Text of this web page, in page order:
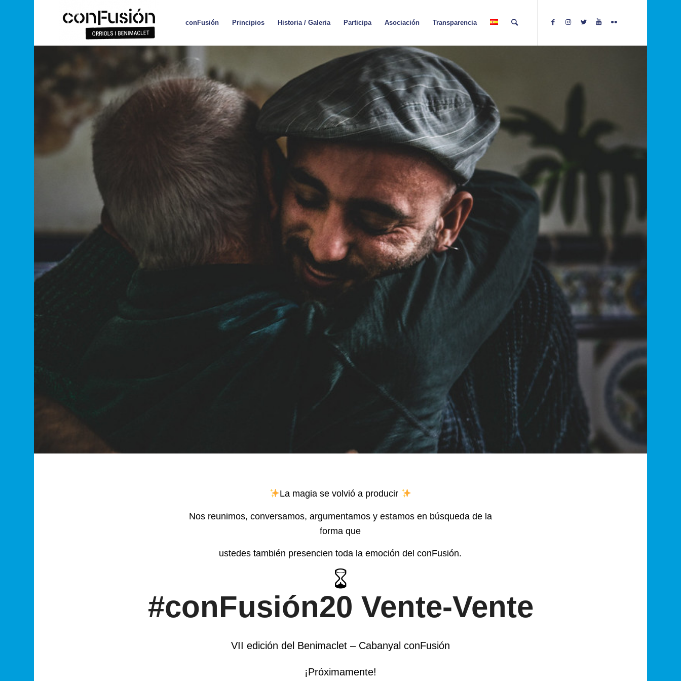
conFusión Principios Historia / Galeria Participa Asociación Transparencia
La magia se volvió a producir
Nos reunimos, conversamos, argumentamos y estamos en búsqueda de la
forma que
ustedes también presencien toda la emoción del conFusión.
#conFusión20 Vente-Vente
VII edición del Benimaclet – Cabanyal conFusión
¡Próximamente!